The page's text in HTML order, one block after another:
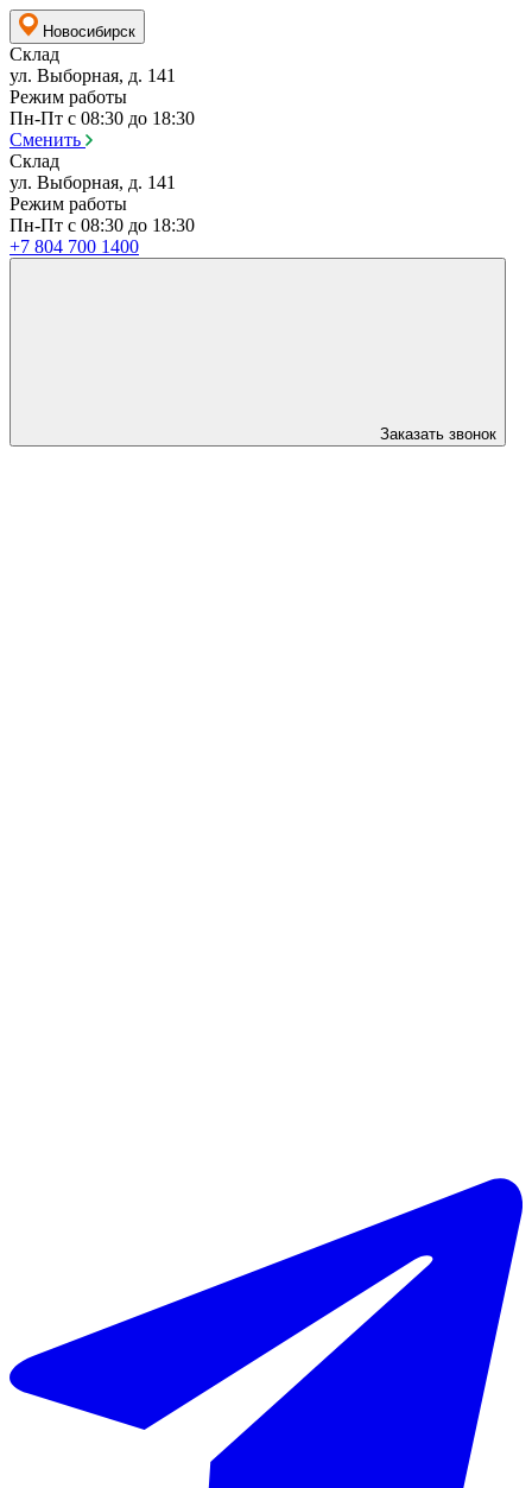
Новосибирск
Склад
ул. Выборная, д. 141
Режим работы
Пн-Пт с 08:30 до 18:30
Сменить
Склад
ул. Выборная, д. 141
Режим работы
Пн-Пт с 08:30 до 18:30
+7 804 700 1400
Заказать звонок